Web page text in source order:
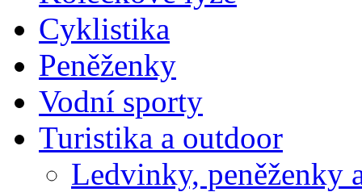
Cyklistika
Peněženky
Vodní sporty
Turistika a outdoor
Ledvinky, peněženky